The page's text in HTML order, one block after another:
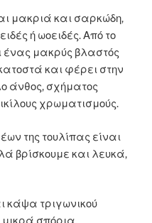
μακριά και σαρκώδη,
ή ωοειδές. Από το
ένας μακρύς βλαστός
και φέρει στην
άνθος, σχήματος
χρωματισμούς.
της τουλίπας είναι
βρίσκουμε και λευκά,
κάψα τριγωνικού